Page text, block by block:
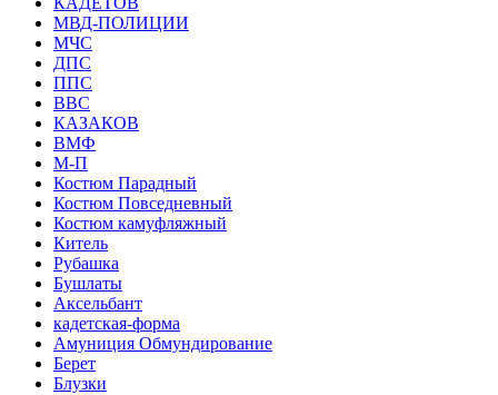
МВД-ПОЛИЦИИ
МЧС
ДПС
ППС
ВВС
КАЗАКОВ
ВМФ
М-П
Костюм Парадный
Костюм Повседневный
Костюм камуфляжный
Китель
Рубашка
Бушлаты
Аксельбант
кадетская-форма
Амуниция Обмундирование
Берет
Блузки